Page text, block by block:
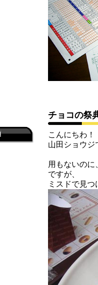
チョコの祭
こんにちわ！
山田ショウジ
用もないの
ですが、
ミスドで見